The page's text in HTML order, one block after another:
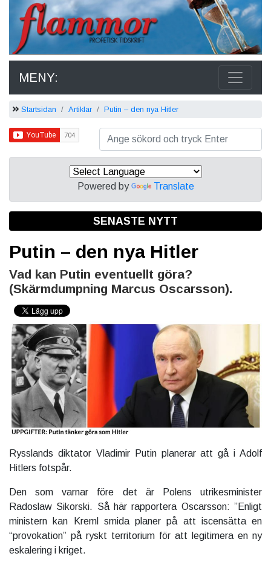
MENY:
Startsidan Artiklar Putin – den nya Hitler
Powered by Translate
SENASTE NYTT
Putin – den nya Hitler
Vad kan Putin eventuellt göra?
(Skärmdumpning Marcus Oscarsson).
Rysslands diktator Vladimir Putin planerar att gå i Adolf
Hitlers fotspår.
Den som varnar före det är Polens utrikesminister
Radoslaw Sikorski. Så här rapportera Oscarsson: ”Enligt
ministern kan Kreml smida planer på att iscensätta en
“provokation” på ryskt territorium för att legitimera en ny
eskalering i kriget.